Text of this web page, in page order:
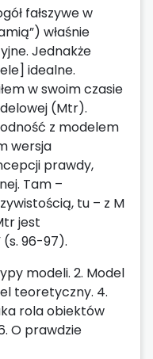
fałszywe w
właśnie
Jednakże
idealne.
w swoim czasie
(Mtr).
z modelem
wersja
prawdy,
Tam –
tu – z M
jest
(s. 96-97).
modeli. 2. Model
teoretyczny. 4.
rola obiektów
O prawdzie